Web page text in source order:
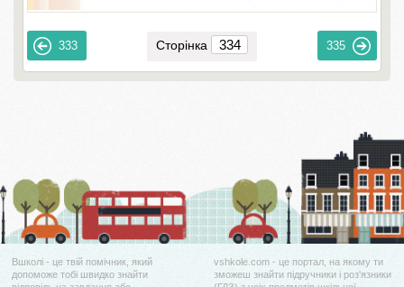
333 Сторінка 335
Вшколі - це твій помічник, який
допоможе тобі швидко знайти
vshkole.com - це портал, на якому ти
зможеш знайти підручники і роз'язники